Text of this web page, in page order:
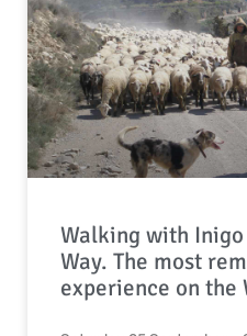
Walking with
Way. The most
experience on the